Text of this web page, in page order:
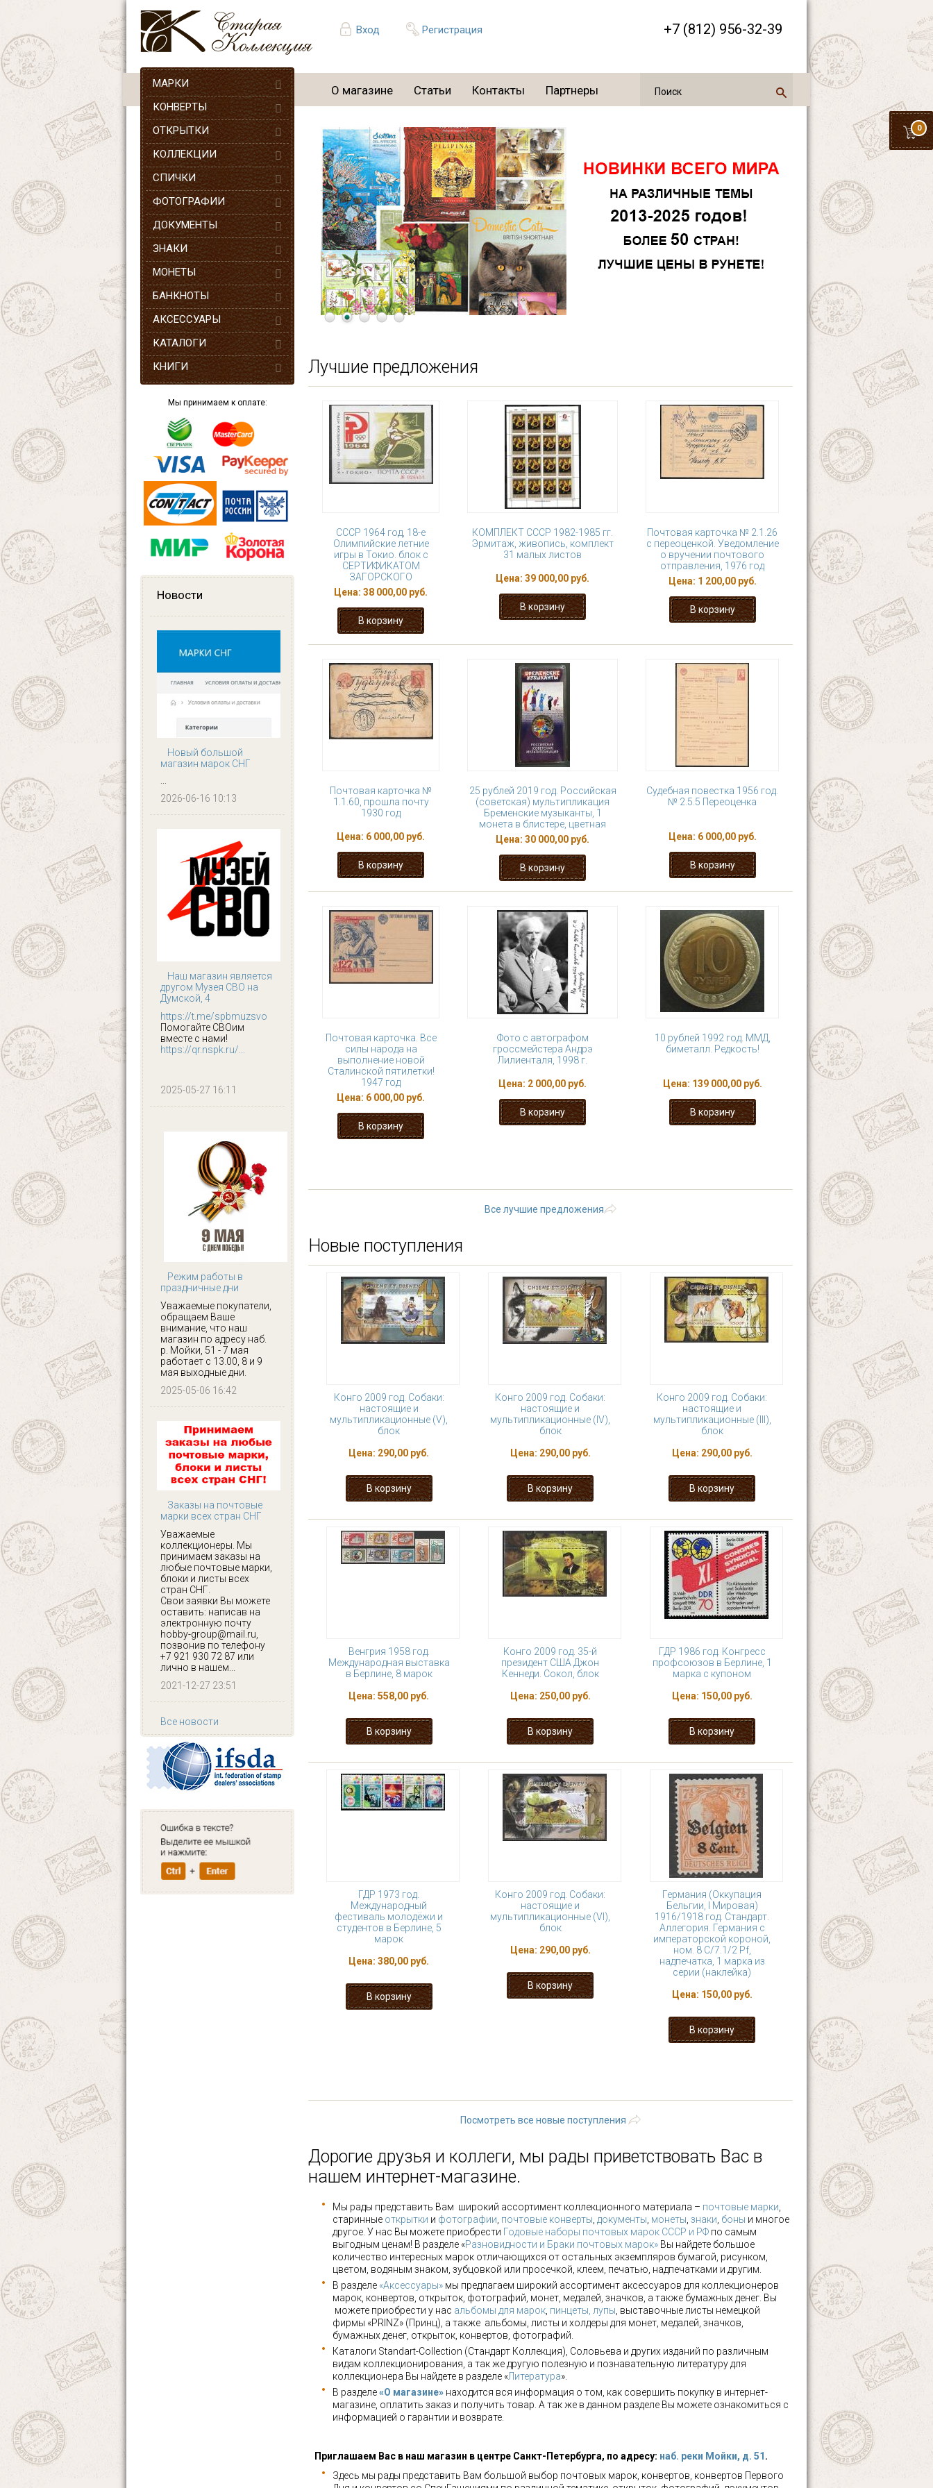
Вход Регистрация +7 (812) 956-32-39
0
О магазине Статьи Контакты Партнеры
МАРКИ
КОНВЕРТЫ
ОТКРЫТКИ
КОЛЛЕКЦИИ
СПИЧКИ
ФОТОГРАФИИ
ДОКУМЕНТЫ
ЗНАКИ
МОНЕТЫ
БАНКНОТЫ
АКСЕССУАРЫ
КАТАЛОГИ
КНИГИ
Мы принимаем к оплате:
Новости
Новый большой
магазин марок СНГ
...
2026-06-16 10:13
Наш магазин является
другом Музея СВО на
Думской, 4
https://t.me/spbmuzsvo
Помогайте СВОим
вместе с нами!
https://qr.nspk.ru/...
2025-05-27 16:11
Режим работы в
праздничные дни
Уважаемые покупатели,
обращаем Ваше
внимание, что наш
магазин по адресу наб.
р. Мойки, 51 - 7 мая
работает с 13.00, 8 и 9
мая выходные дни.
2025-05-06 16:42
Заказы на почтовые
марки всех стран СНГ
Уважаемые
коллекционеры. Мы
принимаем заказы на
любые почтовые марки,
блоки и листы всех
стран СНГ.
Свои заявки Вы можете
оставить: написав на
электронную почту
hobby-group@mail.ru,
позвонив по телефону
+7 921 930 72 87 или
лично в нашем...
2021-12-27 23:51
Все новости
Лучшие предложения
СССР 1964 год, 18-е
Олимпийские летние
игры в Токио. блок с
СЕРТИФИКАТОМ
ЗАГОРСКОГО
Цена: 38 000,00 руб.
КОМПЛЕКТ СССР 1982-1985 гг.
Эрмитаж, живопись, комплект
31 малых листов
Цена: 39 000,00 руб.
Почтовая карточка № 2.1.26
с переоценкой. Уведомление
о вручении почтового
отправления, 1976 год
Цена: 1 200,00 руб.
Почтовая карточка №
1.1.60, прошла почту
1930 год
Цена: 6 000,00 руб.
25 рублей 2019 год. Российская
(советская) мультипликация
Бременские музыканты, 1
монета в блистере, цветная
Цена: 30 000,00 руб.
Судебная повестка 1956 год.
№ 2.5.5 Переоценка
Цена: 6 000,00 руб.
Почтовая карточка. Все
силы народа на
выполнение новой
Сталинской пятилетки!
1947 год
Цена: 6 000,00 руб.
Фото с автографом
гроссмейстера Андрэ
Лилиенталя, 1998 г.
Цена: 2 000,00 руб.
10 рублей 1992 год. ММД,
биметалл. Редкость!
Цена: 139 000,00 руб.
Все лучшие предложения
Новые поступления
Конго 2009 год. Собаки:
настоящие и
мультипликационные (V),
блок
Цена: 290,00 руб.
Конго 2009 год. Собаки:
настоящие и
мультипликационные (IV),
блок
Цена: 290,00 руб.
Конго 2009 год. Собаки:
настоящие и
мультипликационные (III),
блок
Цена: 290,00 руб.
Венгрия 1958 год.
Международная выставка
в Берлине, 8 марок
Цена: 558,00 руб.
Конго 2009 год. 35-й
президент США Джон
Кеннеди. Сокол, блок
Цена: 250,00 руб.
ГДР 1986 год. Конгресс
профсоюзов в Берлине, 1
марка с купоном
Цена: 150,00 руб.
ГДР 1973 год.
Международный
фестиваль молодёжи и
студентов в Берлине, 5
марок
Цена: 380,00 руб.
Конго 2009 год. Собаки:
настоящие и
мультипликационные (VI),
блок
Цена: 290,00 руб.
Германия (Оккупация
Бельгии, I Мировая)
1916/1918 год. Стандарт.
Аллегория. Германия с
императорской короной,
ном. 8 С/7.1/2 Pf,
надпечатка, 1 марка из
серии (наклейка)
Цена: 150,00 руб.
Посмотреть все новые поступления
Дорогие друзья и коллеги, мы рады приветствовать Вас в
нашем интернет-магазине.
Мы рады представить Вам широкий ассортимент коллекционного материала – почтовые марки
старинные открытки и фотографии почтовые конверты документы монеты знаки боны и многое
другое. У нас Вы можете приобрести Годовые наборы почтовых марок СССР и РФ по самым
выгодным ценам! В разделе «Разновидности и Браки почтовых марок» Вы найдете большое
количество интересных марок отличающихся от остальных экземпляров бумагой, рисунком,
цветом, водяным знаком, зубцовкой или просечкой, клеем, печатью, надпечатками и другим.
В разделе «Аксессуары» мы предлагаем широкий ассортимент аксессуаров для коллекционеров
марок, конвертов, открыток, фотографий, монет, медалей, значков, а также бумажных денег. Вы
можете приобрести у нас альбомы для марок пинцеты, лупы , выставочные листы немецкой
фирмы «PRINZ» (Принц), а также альбомы, листы и холдеры для монет, медалей, значков,
бумажных денег, открыток, конвертов, фотографий.
Каталоги Standart-Collection (Стандарт Коллекция), Соловьева и других изданий по различным
видам коллекционирования, а так же другую полезную и познавательную литературу для
коллекционера Вы найдете в разделе «Литература».
В разделе«О магазине» находится вся информация о том, как совершить покупку в интернет-
магазине, оплатить заказ и получить товар. А так же в данном разделе Вы можете ознакомиться с
информацией о гарантии и возврате.
Приглашаем Вас в наш магазин в центре Санкт-Петербурга, по адресу: наб. реки Мойки, д. 51 .
Здесь мы рады представить Вам большой выбор почтовых марок, конвертов, конвертов Первого